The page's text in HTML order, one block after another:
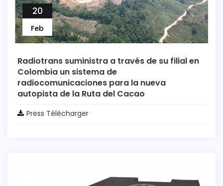
20
Feb
Radiotrans suministra a través de su filial en
Colombia un sistema de
radiocomunicaciones para la nueva
autopista de la Ruta del Cacao
Press Télécharger